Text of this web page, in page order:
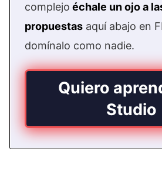
complejo échale un ojo a
propuestas aquí abajo en
domínalo como nadie.
Quiero
Studio